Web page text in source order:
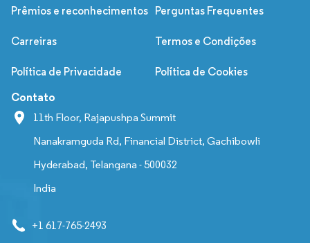
Prêmios e reconhecimentos Perguntas Frequentes
Carreiras Termos e Condições
Política de Privacidade Política de Cookies
Contato
11th Floor, Rajapushpa Summit
Nanakramguda Rd, Financial District, Gachibowli
Hyderabad, Telangana - 500032
India
+1 617-765-2493